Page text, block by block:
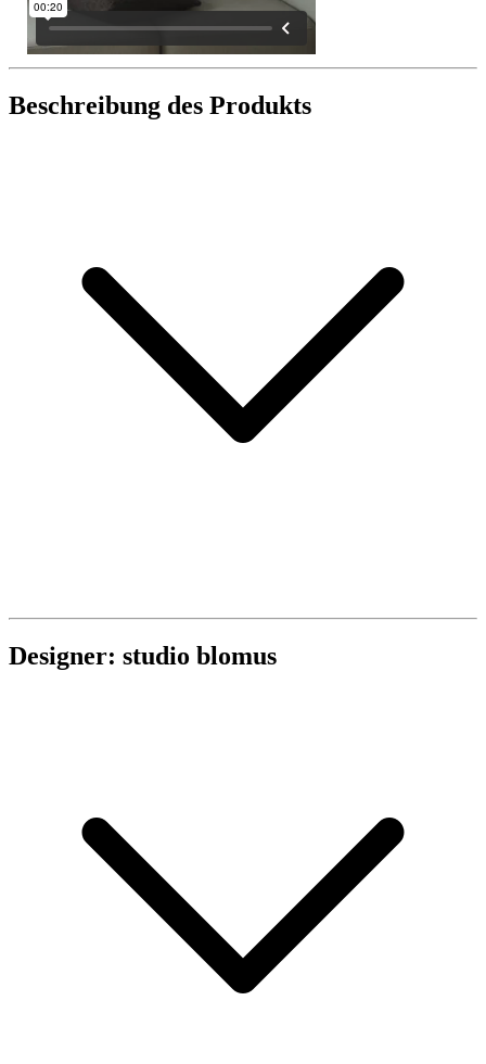
Beschreibung des Produkts
Designer: studio blomus